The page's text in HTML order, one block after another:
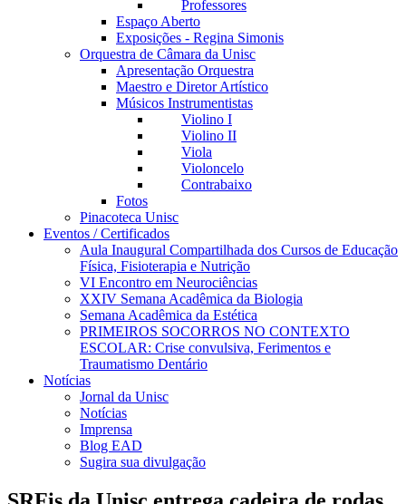
Professores
Espaço Aberto
Exposições - Regina Simonis
Orquestra de Câmara da Unisc
Apresentação Orquestra
Maestro e Diretor Artístico
Músicos Instrumentistas
Violino I
Violino II
Viola
Violoncelo
Contrabaixo
Fotos
Pinacoteca Unisc
Eventos / Certificados
Aula Inaugural Compartilhada dos Cursos de Educação
Física, Fisioterapia e Nutrição
VI Encontro em Neurociências
XXIV Semana Acadêmica da Biologia
Semana Acadêmica da Estética
PRIMEIROS SOCORROS NO CONTEXTO
ESCOLAR: Crise convulsiva, Ferimentos e
Traumatismo Dentário
Notícias
Jornal da Unisc
Notícias
Imprensa
Blog EAD
Sugira sua divulgação